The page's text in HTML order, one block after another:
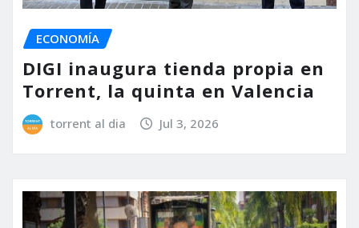
ECONOMÍA
DIGI inaugura tienda propia en
Torrent, la quinta en Valencia
torrent al dia Jul 3, 2026